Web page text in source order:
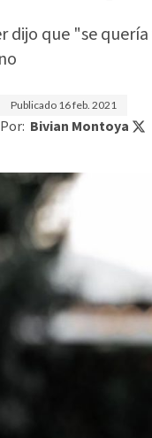
dijo que "se
Publicado 16 feb. 2021
Por: Bivian Montoya